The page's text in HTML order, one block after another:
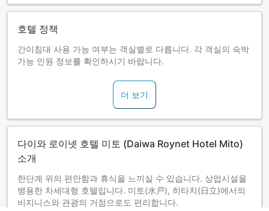
호텔 정책
간이침대 사용 가능 여부는 객실별로 다릅니다. 각 객실의 숙박
가능 인원 정보를 확인하시기 바랍니다.
더 보기
다이와 로이넷 호텔 미토 (Daiwa Roynet Hotel Mito)
소개
한단계 위의 편안함과 휴식을 느끼실 수 있습니다. 상업시설을
병용한 차세대형 호텔입니다. 미토(水戸), 히타치(日立)에서의
비지니스와 관광의 거점으로도 편리합니다.